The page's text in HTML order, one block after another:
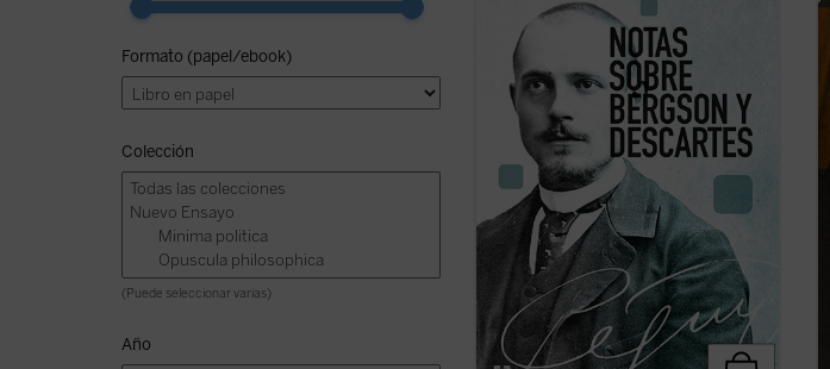
Formato (papel/ebook)
Colección
(Puede seleccionar varias)
Año
trágica en el frente de la Primera Guerra
Mundial:
Nota sobre Henri Bergson y la
filosofía bergsonianay Nota conjunta
sobre Descartes y la filosofía ...